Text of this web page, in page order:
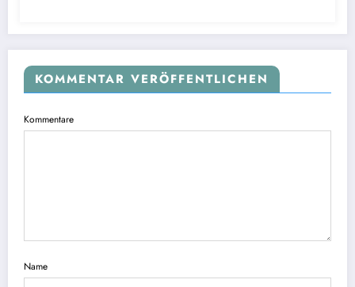
KOMMENTAR VERÖFFENTLICHEN
Kommentare
Name